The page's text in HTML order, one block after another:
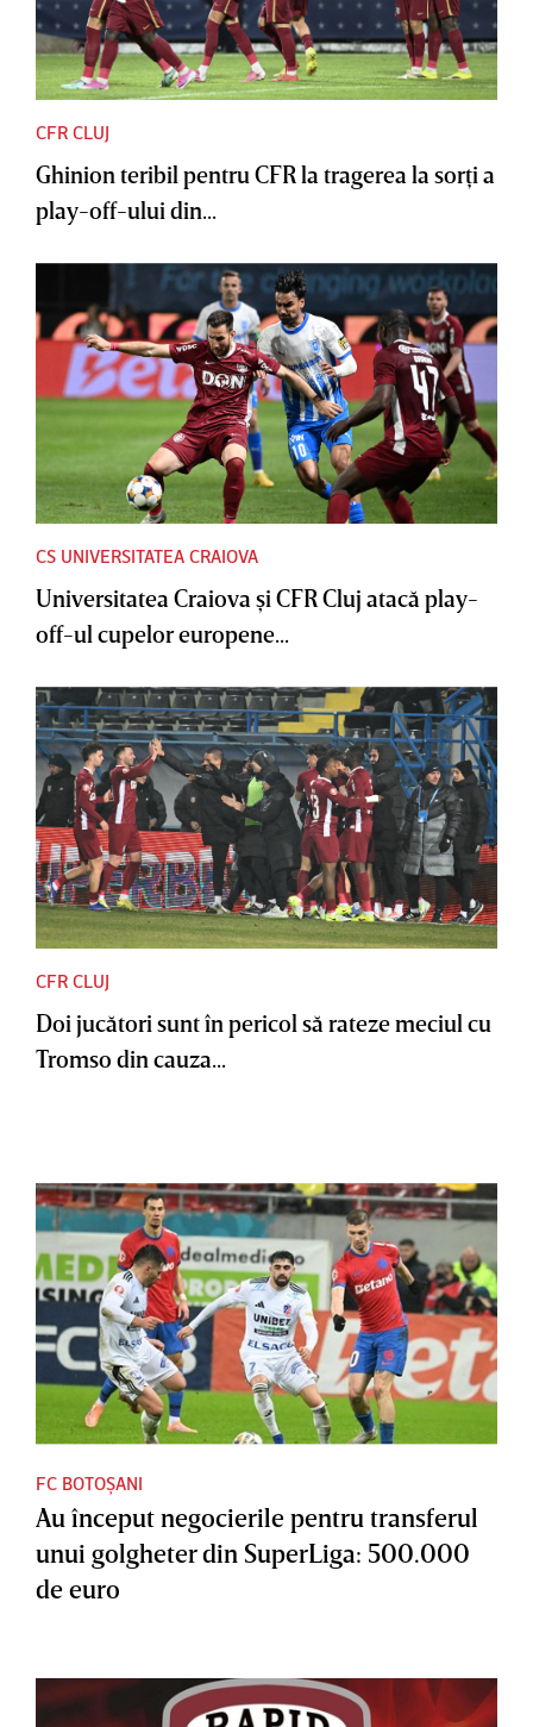
CFR CLUJ
Ghinion teribil pentru CFR la tragerea la sorţi a
play-off-ului din...
CS UNIVERSITATEA CRAIOVA
Universitatea Craiova şi CFR Cluj atacă play-
off-ul cupelor europene...
CFR CLUJ
Doi jucători sunt în pericol să rateze meciul cu
Tromso din cauza...
FC BOTOȘANI
Au început negocierile pentru transferul
unui golgheter din SuperLiga: 500.000
de euro